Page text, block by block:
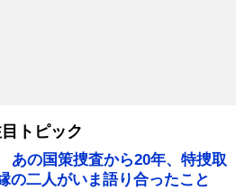
トピック
の国策捜査から20年、特捜取
の二人がいま語り合ったこと